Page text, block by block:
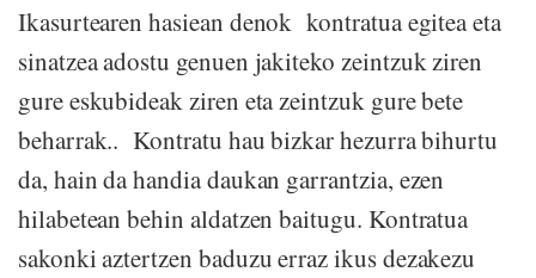
Ikasurtearen hasiean denok kontratua egitea eta
sinatzea adostu genuen jakiteko zeintzuk ziren
gure eskubideak ziren eta zeintzuk gure bete
beharrak.. Kontratu hau bizkar hezurra bihurtu
da, hain da handia daukan garrantzia, ezen
hilabetean behin aldatzen baitugu. Kontratua
sakonki aztertzen baduzu erraz ikus dezakezu